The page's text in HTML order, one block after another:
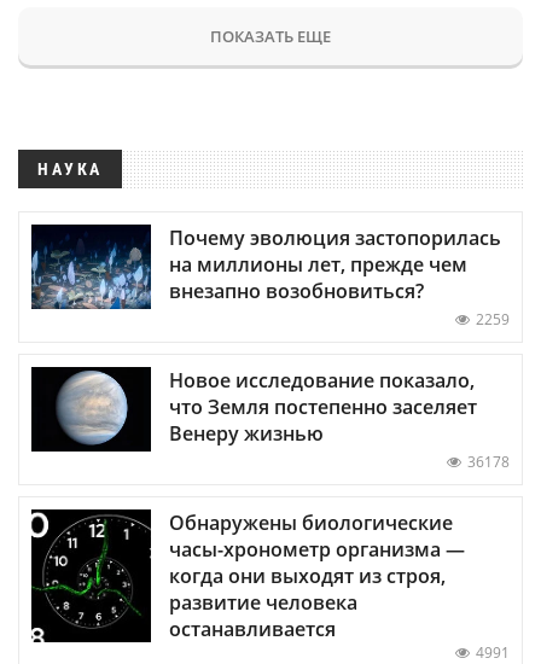
ПОКАЗАТЬ ЕЩЕ
НАУКА
Почему эволюция застопорилась
на миллионы лет, прежде чем
внезапно возобновиться?
2259
Новое исследование показало,
что Земля постепенно заселяет
Венеру жизнью
36178
Обнаружены биологические
часы-хронометр организма —
когда они выходят из строя,
развитие человека
останавливается
4991